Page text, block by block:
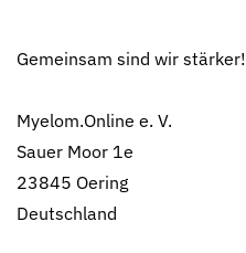
Gemeinsam sind wir stärker!
Myelom.Online e. V.
Sauer Moor 1e
23845 Oering
Deutschland